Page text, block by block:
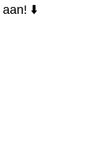
aan! ⬇️